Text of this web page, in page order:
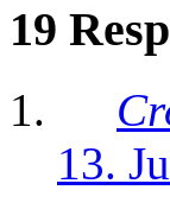
19
13.